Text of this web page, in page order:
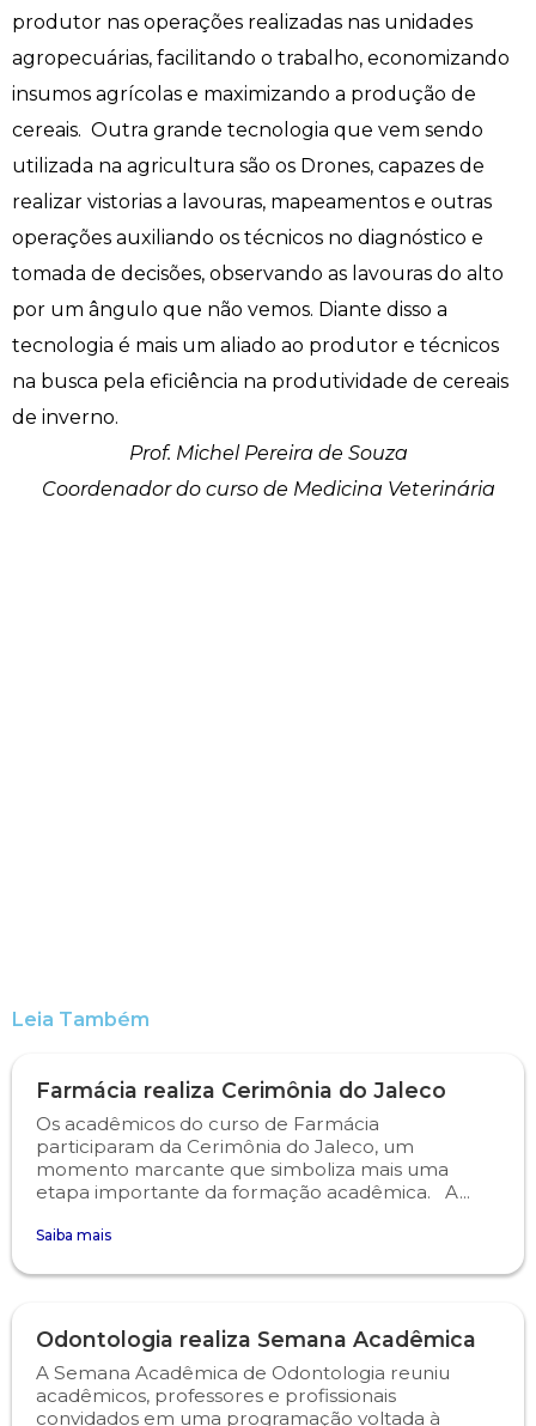
produtor nas operações realizadas nas unidades
agropecuárias, facilitando o trabalho, economizando
insumos agrícolas e maximizando a produção de
cereais. Outra grande tecnologia que vem sendo
utilizada na agricultura são os Drones, capazes de
realizar vistorias a lavouras, mapeamentos e outras
operações auxiliando os técnicos no diagnóstico e
tomada de decisões, observando as lavouras do alto
por um ângulo que não vemos. Diante disso a
tecnologia é mais um aliado ao produtor e técnicos
na busca pela eficiência na produtividade de cereais
de inverno.
Prof. Michel Pereira de Souza
Coordenador do curso de Medicina Veterinária
Leia Também
Farmácia realiza Cerimônia do Jaleco
Os acadêmicos do curso de Farmácia
participaram da Cerimônia do Jaleco, um
momento marcante que simboliza mais uma
etapa importante da formação acadêmica. A...
Saiba mais
Odontologia realiza Semana Acadêmica
A Semana Acadêmica de Odontologia reuniu
acadêmicos, professores e profissionais
convidados em uma programação voltada à
Fisioterapia
Medicina
Medicina Veterinária
Nutrição
Odontologia
Psicologia
Manual de Trabalhos Acadêmicos
Minha Biblioteca
Núcleo de Apoio Psicopedagógico
Ouvidoria
Plano de Ensino
Segunda Chamada
Logos Campo Real
NAPP e NAPC
Portal do Egresso
Portal do RH
Programa de Monitoria
Publicações Científicas